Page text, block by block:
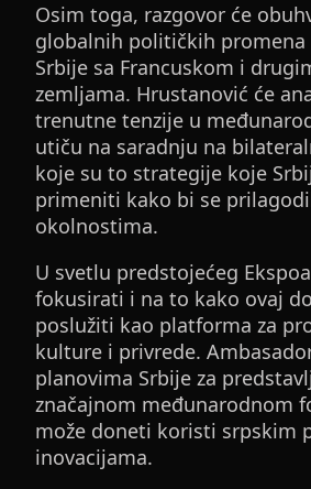
Osim toga, razgovor će
globalnih političkih promena
Srbije sa Francuskom i
zemljama. Hrustanović će
trenutne tenzije u
utiču na saradnju na
koje su to strategije koje
primeniti kako bi se
okolnostima.
U svetlu predstojećeg
fokusirati i na to kako ovaj
poslužiti kao platforma za
kulture i privrede.
planovima Srbije za
značajnom međunarodnom
može doneti koristi srpskim
inovacijama.